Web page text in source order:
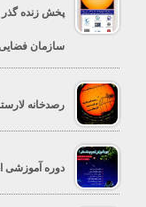
پخش زنده گذر
سازمان فضایی
رصدخانه
دوره آموزشی